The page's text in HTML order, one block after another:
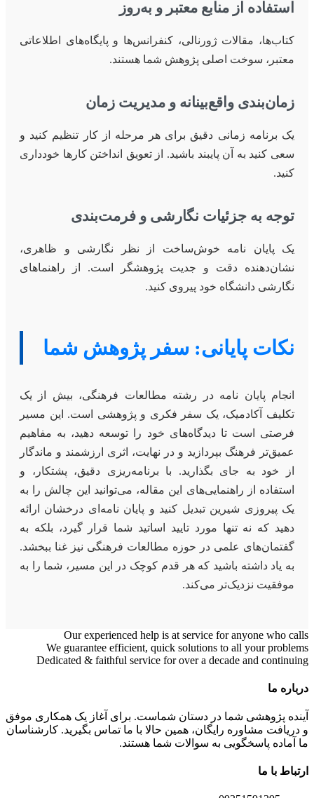
استفاده از منابع معتبر و به‌روز
کتاب‌ها، مقالات ژورنالی، کنفرانس‌ها و پایگاه‌های اطلاعاتی
معتبر، سوخت اصلی پژوهش شما هستند.
زمان‌بندی واقع‌بینانه و مدیریت زمان
یک برنامه زمانی دقیق برای هر مرحله از کار تنظیم کنید و
سعی کنید به آن پایبند باشید. از تعویق انداختن کارها خودداری
کنید.
توجه به جزئیات نگارشی و فرمت‌بندی
یک پایان نامه خوش‌ساخت از نظر نگارشی و ظاهری،
نشان‌دهنده دقت و جدیت پژوهشگر است. از راهنماهای
نگارشی دانشگاه خود پیروی کنید.
نکات پایانی: سفر پژوهش شما
انجام پایان نامه در رشته مطالعات فرهنگی، بیش از یک
تکلیف آکادمیک، یک سفر فکری و پژوهشی است. این مسیر
فرصتی است تا دیدگاه‌های خود را توسعه دهید، به مفاهیم
عمیق‌تر فرهنگ بپردازید و در نهایت، اثری ارزشمند و ماندگار
از خود به جای بگذارید. با برنامه‌ریزی دقیق، پشتکار، و
استفاده از راهنمایی‌های این مقاله، می‌توانید این چالش را به
یک پیروزی شیرین تبدیل کنید و پایان نامه‌ای درخشان ارائه
دهید که نه تنها مورد تایید اساتید شما قرار گیرد، بلکه به
گفتمان‌های علمی در حوزه مطالعات فرهنگی نیز غنا ببخشد.
به یاد داشته باشید که هر قدم کوچک در این مسیر، شما را به
موفقیت نزدیک‌تر می‌کند.
Our experienced help is at service for anyone who calls
We guarantee efficient, quick solutions to all your problems
Dedicated & faithful service for over a decade and continuing
درباره ما
آینده پژوهشی شما در دستان شماست. برای آغاز یک همکاری موفق
و دریافت مشاوره رایگان، همین حالا با ما تماس بگیرید. کارشناسان
ما آماده پاسخگویی به سوالات شما هستند.
ارتباط با ما